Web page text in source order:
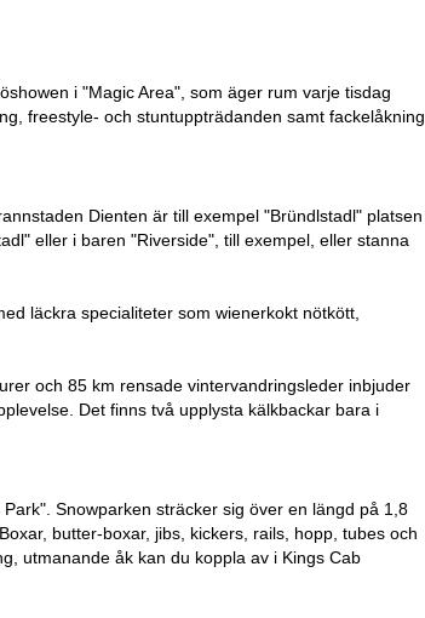
i "Magic Area", som äger rum varje tisdag
freestyle- och stuntuppträdanden samt fackelåkning
Dienten är till exempel "Bründlstadl" platsen
eller i baren "Riverside", till exempel, eller stanna
läckra specialiteter som wienerkokt nötkött,
och 85 km rensade vintervandringsleder inbjuder
Det finns två upplysta kälkbackar bara i
Snowparken sträcker sig över en längd på 1,8
butter-boxar, jibs, kickers, rails, hopp, tubes och
utmanande åk kan du koppla av i Kings Cab